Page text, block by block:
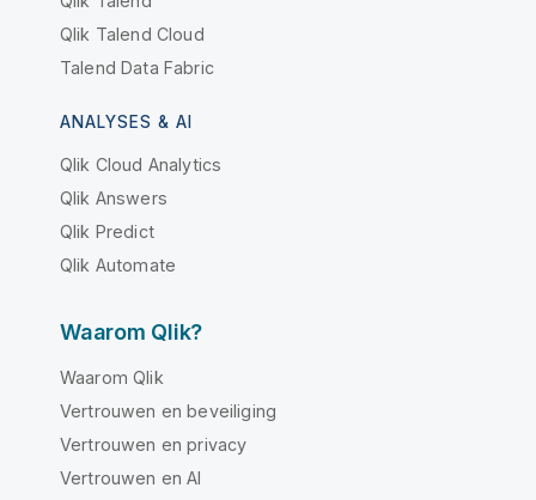
Qlik Talend Cloud
Talend Data Fabric
ANALYSES & AI
Qlik Cloud Analytics
Qlik Answers
Qlik Predict
Qlik Automate
Waarom Qlik?
Waarom Qlik
Vertrouwen en beveiliging
Vertrouwen en privacy
Vertrouwen en AI